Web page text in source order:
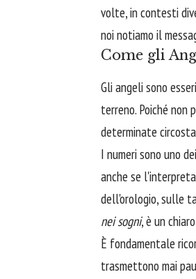
volte, in contesti
noi notiamo il
Come gli
Gli angeli sono
terreno. Poiché non
determinate
I numeri sono uno
anche se
dell'orologio, sulle
nei sogni, è un
È fondamentale
trasmettono mai